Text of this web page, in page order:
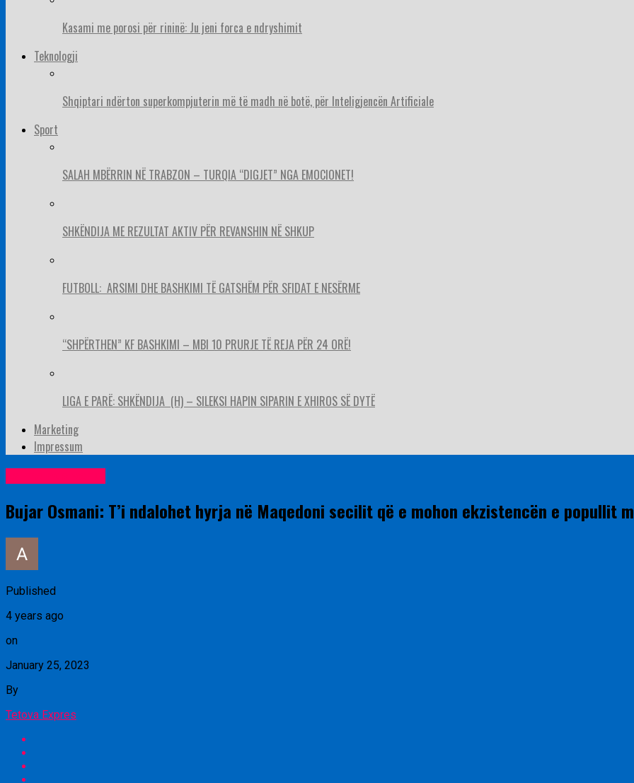
Kasami me porosi për rininë: Ju jeni forca e ndryshimit
Teknologji
Shqiptari ndërton superkompjuterin më të madh në botë, për Inteligjencën Artificiale
Sport
SALAH MBËRRIN NË TRABZON – TURQIA “DIGJET” NGA EMOCIONET!
SHKËNDIJA ME REZULTAT AKTIV PËR REVANSHIN NË SHKUP
FUTBOLL: ARSIMI DHE BASHKIMI TË GATSHËM PËR SFIDAT E NESËRME
“SHPËRTHEN” KF BASHKIMI – MBI 10 PRURJE TË REJA PËR 24 ORË!
LIGA E PARË: SHKËNDIJA (H) – SILEKSI HAPIN SIPARIN E XHIROS SË DYTË
Marketing
Impressum
Bujar Osmani: T’i ndalohet hyrja në Maqedoni secilit që e mohon ekzistencën e popullit
Published
4 years ago
on
January 25, 2023
By
Tetova Expres